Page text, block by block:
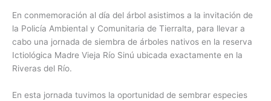
En conmemoración al día del árbol asistimos a la invitación de
la Policía Ambiental y Comunitaria de Tierralta, para llevar a
cabo una jornada de siembra de árboles nativos en la reserva
Ictiológica Madre Vieja Río Sinú ubicada exactamente en la
Riveras del Río.
En esta jornada tuvimos la oportunidad de sembrar especies